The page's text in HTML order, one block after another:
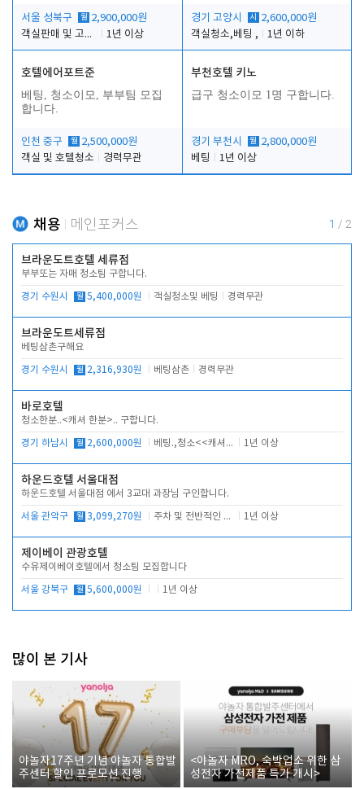
서울 성북구 월 2,900,000원
객실판매 및 고객응대
1년 이상
경기 고양시 시
2,600,000원
객실청소,베팅 ,
1년 이하
호텔에어포트준
베팅, 청소이모, 부부팀 모집
합니다.
인천 중구 월 2,500,000원
객실 및 호텔청소
경력무관
부천호텔 키노
급구 청소이모 1명 구합니다.
경기 부천시 월 2,800,000원
베팅
1년 이상
채용 메인포커스 1 / 2
브라운도트호텔 세류점
부부또는 자매 청소팀 구합니다.
경기 수원시 월 5,400,000원 객실청소및 베팅 경력무관
브라운도트세류점
베팅삼촌구해요
경기 수원시 월 2,316,930원 베팅삼촌 경력무관
바로호텔
청소한분..<캐셔 한분>.. 구합니다.
경기 하남시 월 2,600,000원 베팅.,청소<<캐셔 모셔봅니다. 1년 이상
하운드호텔 서울대점
하운드호텔 서울대점 에서 3교대 과장님 구인합니다.
서울 관악구 월 3,099,270원 주차 및 전반적인 당번업무 1년 이상
제이베이 관광호텔
수유제이베이호텔에서 청소팀 모집합니다
서울 강북구 월 5,600,000원 1년 이상
많이 본 기사
야놀자17주년 기념 야놀자 통합발
주센터 할인 프로모션 진행
<야놀자 MRO, 숙박업소 위한 삼
성전자 가전제품 특가 개시>